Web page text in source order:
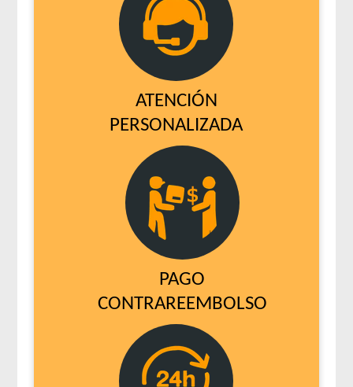
ATENCIÓN
PERSONALIZADA
PAGO
CONTRAREEMBOLSO